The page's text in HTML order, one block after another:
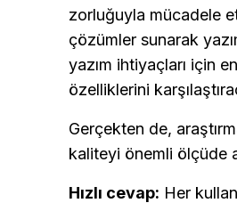
zorluğuyla mücadele
çözümler sunarak
yazım ihtiyaçları için
özelliklerini
Gerçekten de,
kaliteyi önemli ölçüde
Hızlı cevap: Her